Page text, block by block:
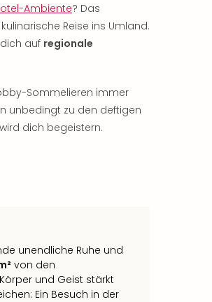
Ambiente? Das
Reise ins Umland.
auf regionale
Sommelieren immer
unbedingt zu den deftigen
dich begeistern.
unendliche Ruhe und
von den
und Geist stärkt
Ein Besuch in der